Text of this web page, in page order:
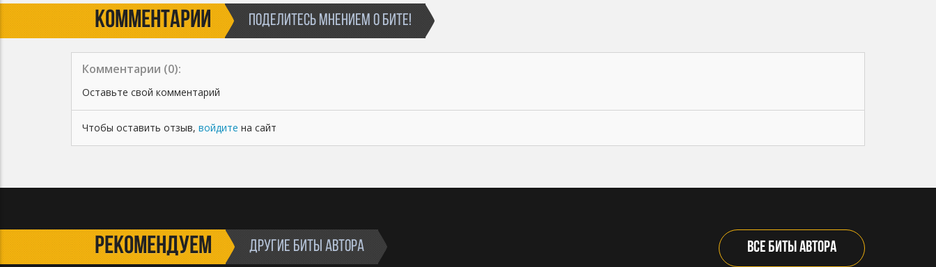
КОММЕНТАРИИ ПОДЕЛИТЕСЬ МНЕНИЕМ О БИТЕ!
Комментарии (0):
Оставьте свой комментарий
Чтобы оставить отзыв, войдите на сайт
РЕКОМЕНДУЕМ ДРУГИЕ БИТЫ АВТОРА ВСЕ БИТЫ АВТОРА